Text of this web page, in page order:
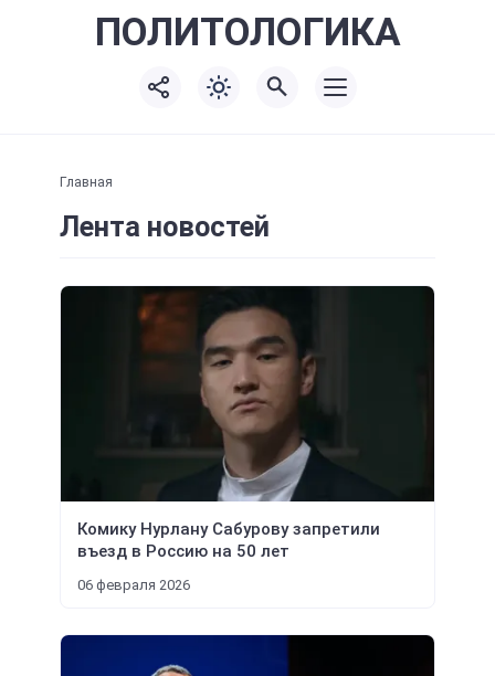
ПОЛИТОЛОГИКА
Главная
Лента новостей
Комику Нурлану Сабурову запретили
въезд в Россию на 50 лет
06 февраля 2026